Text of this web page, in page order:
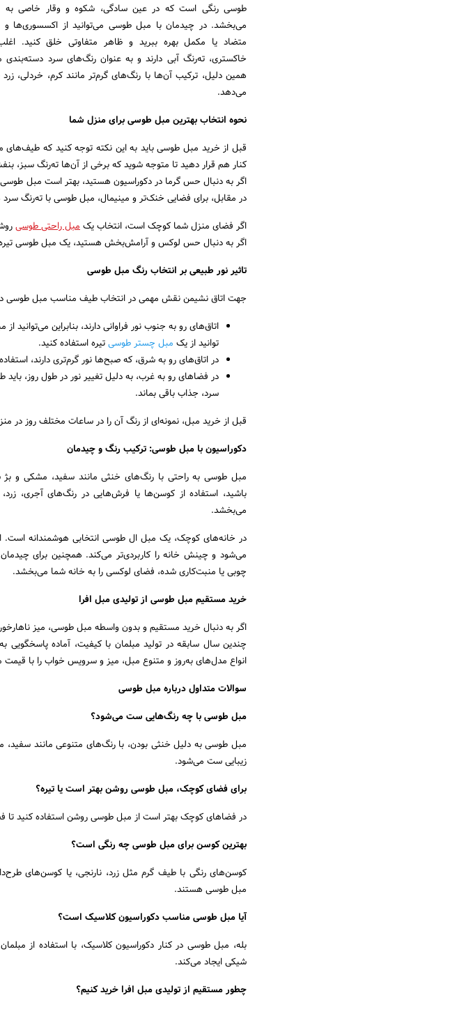
طوسی رنگی است که در عین سادگی، شکوه و وقار خاصی به
می‌بخشد. در چیدمان با مبل طوسی می‌توانید از اکسسوری‌ها و
متضاد یا مکمل بهره ببرید و ظاهر متفاوتی خلق کنید.
خاکستری، ته‌رنگ آبی دارند و به عنوان رنگ‌های سرد
همین دلیل، ترکیب آن‌ها با رنگ‌های گرم‌تر مانند کرم، خردلی،
می‌دهد.
نحوه انتخاب بهترین مبل طوسی برای منزل شما
قبل از خرید مبل طوسی باید به این نکته توجه کنید که
کنار هم قرار دهید تا متوجه شوید که برخی از آن‌ها ته‌رنگ سبز،
اگر به دنبال حس گرما در دکوراسیون هستید، بهتر است مبل طوسی
در مقابل، برای فضایی خنک‌تر و مینیمال، مبل طوسی با ته‌رنگ
اگر فضای منزل شما کوچک است، انتخاب یکمبل راحتیطوسی
اگر به دنبال حس لوکس و آرامش‌بخش هستید، یک مبل طوسی تیره
تاثیر نور طبیعی بر انتخاب رنگ مبل طوسی
جهت اتاق نشیمن نقش مهمی در انتخاب طیف مناسب مبل طوسی
اتاق‌های رو به جنوب نور فراوانی دارند، بنابراین می‌توانید
توانید از یک مبل چستر طوسیتیره استفاده کنید.
در اتاق‌های رو به شرق، که صبح‌ها نور گرم‌تری دارند،
در فضاهای رو به غرب، به دلیل تغییر نور در طول روز،
سرد، جذاب باقی بماند.
قبل از خرید مبل، نمونه‌ای از رنگ آن را در ساعات مختلف روز در
دکوراسیون با مبل طوسی: ترکیب رنگ و چیدمان
مبل طوسی به راحتی با رنگ‌های خنثی مانند سفید، مشکی و
باشید، استفاده از کوسن‌ها یا فرش‌هایی در رنگ‌های آجری،
می‌بخشد.
در خانه‌های کوچک، یک مبل ال طوسی انتخابی هوشمندانه است.
می‌شود و چینش خانه را کاربردی‌تر می‌کند. همچنین برای
چوبی یا منبت‌کاری شده، فضای لوکسی را به خانه شما می‌بخشد.
خرید مستقیم مبل طوسی از تولیدی مبل افرا
اگر به دنبال خرید مستقیم و بدون واسطه مبل طوسی، میز
چندین سال سابقه در تولید مبلمان با کیفیت، آماده پاسخگویی
انواع مدل‌های به‌روز و متنوع مبل، میز و سرویس خواب را با
سوالات متداول درباره مبل طوسی
مبل طوسی با چه رنگ‌هایی ست می‌شود؟
مبل طوسی به دلیل خنثی بودن، با رنگ‌های متنوعی مانند سفید،
زیبایی ست می‌شود.
برای فضای کوچک، مبل طوسی روشن بهتر است یا تیره؟
در فضاهای کوچک بهتر است از مبل طوسی روشن استفاده کنید تا
بهترین کوسن برای مبل طوسی چه رنگی است؟
کوسن‌های رنگی با طیف گرم مثل زرد، نارنجی، یا کوسن‌های
مبل طوسی هستند.
آیا مبل طوسی مناسب دکوراسیون کلاسیک است؟
بله، مبل طوسی در کنار دکوراسیون کلاسیک، با استفاده از
شیکی ایجاد می‌کند.
چطور مستقیم از تولیدی مبل افرا خرید کنیم؟